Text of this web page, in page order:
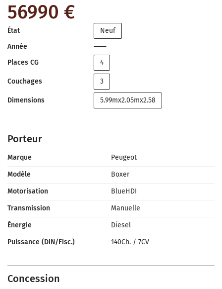
56990 €
État
Neuf
Année
Places CG
4
Couchages 3
Dimensions 5.99mx2.05mx2.58
Porteur
Marque
Peugeot
Modèle
Boxer
Motorisation
BlueHDI
Transmission
Manuelle
Énergie
Diesel
Puissance (DIN/Fisc.)
140Ch. / 7CV
Concession